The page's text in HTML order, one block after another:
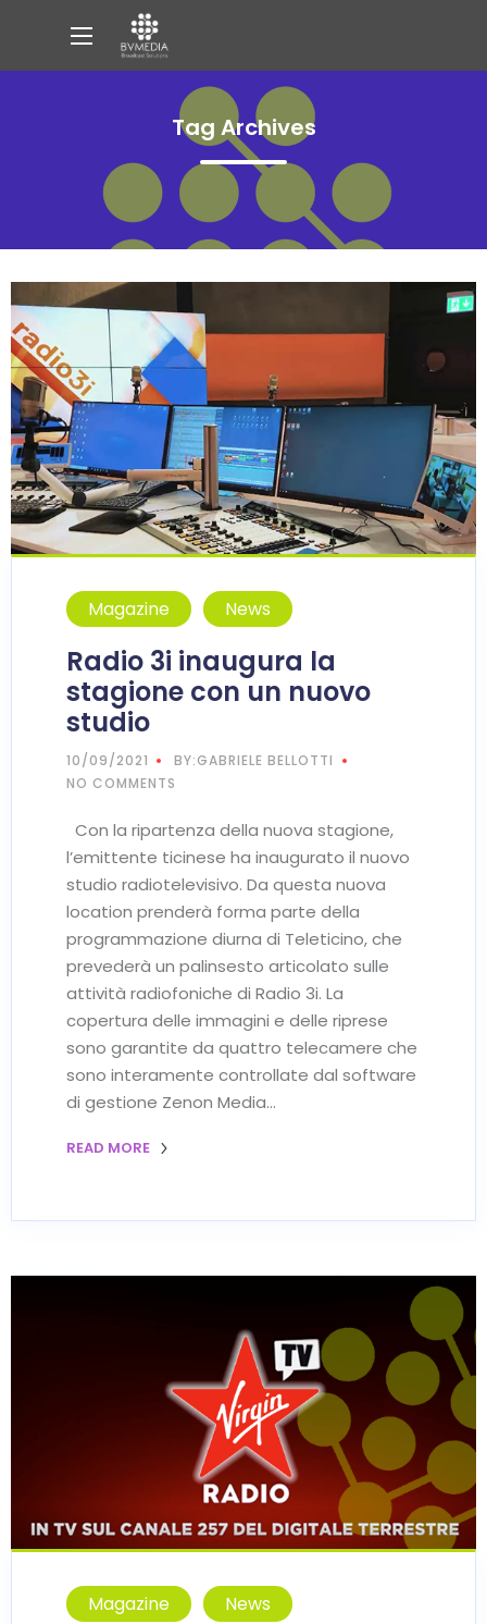
Tag Archives
Magazine News
Radio 3i inaugura la
stagione con un nuovo
studio
10/09/2021
BY:GABRIELE BELLOTTI
NO COMMENTS
Con la ripartenza della nuova stagione,
l’emittente ticinese ha inaugurato il nuovo
studio radiotelevisivo. Da questa nuova
location prenderà forma parte della
programmazione diurna di Teleticino, che
prevederà un palinsesto articolato sulle
attività radiofoniche di Radio 3i. La
copertura delle immagini e delle riprese
sono garantite da quattro telecamere che
sono interamente controllate dal software
di gestione Zenon Media…
READ MORE
Magazine News